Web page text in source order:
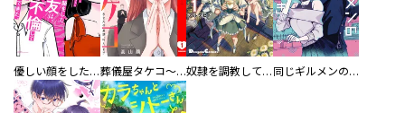
優しい顔をした親友は、夫と不倫して私の家に入り込んできた。 葬儀屋タケコ～あなたの最期、叶えます【電子単行本版】 奴隷を調教してハーレム作る 同じギルメンの声が好き